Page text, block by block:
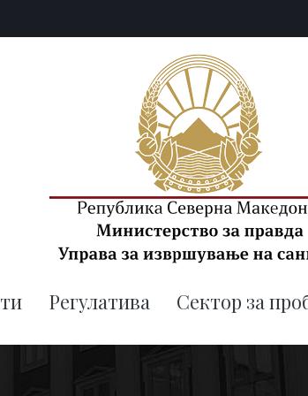
Регулатива Сектор за